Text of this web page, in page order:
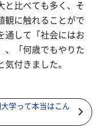
と比べても多く、そ
観に触れることがで
通して「社会にはお
、「何歳でもやりた
付きました。
学って本当はこん